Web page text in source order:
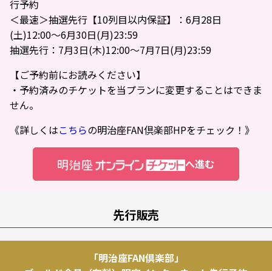
行予約
＜最速＞抽選先行【10列目以内保証】：6月28日
(土)12:00～6月30日(月)23:59
抽選先行：7月3日(木)12:00～7月7日(月)23:59
【ご予約前にお読みください】
・予約済みのチケットを当プランに変更することはできま
せん。
《詳しくはこちらの明治座FAN倶楽部HPをチェック！》
へ進む
先行販売
「明治座FAN倶楽部」